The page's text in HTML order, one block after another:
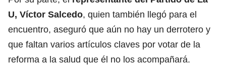
U, Víctor Salcedo, quien también llegó para el
encuentro, aseguró que aún no hay un derrotero y
que faltan varios artículos claves por votar de la
reforma a la salud que él no los acompañará.